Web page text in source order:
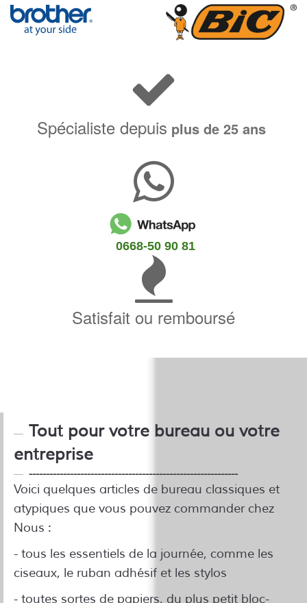
Spécialiste depuis plus de 25 ans
0668-50 90 81
Satisfait ou remboursé
Tout pour votre bureau ou votre
entreprise
-------------------------------------------------------------
Voici quelques articles de bureau classiques et
atypiques que vous pouvez commander chez
Nous :
- tous les essentiels de la journée, comme les
ciseaux, le ruban adhésif et les stylos
- toutes sortes de papiers, du plus petit bloc-